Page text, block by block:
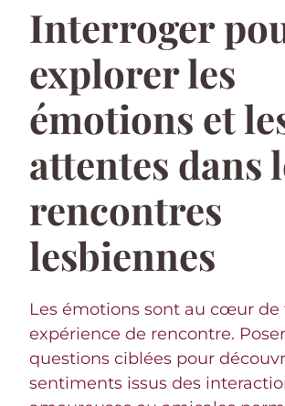
Interroger
explorer les
émotions et
attentes dans
rencontres
lesbiennes
Les émotions sont au cœur de
expérience de rencontre.
questions ciblées pour
sentiments issus des